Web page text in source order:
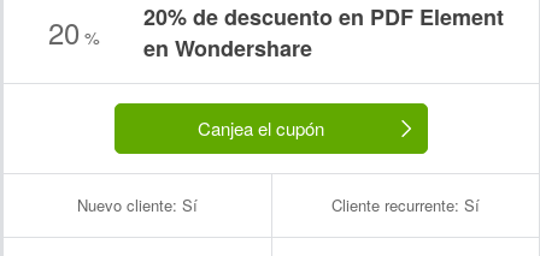
20 %
20% de descuento en PDF Element
en Wondershare
Canjea el cupón
Nuevo cliente: Sí Cliente recurrente: Sí